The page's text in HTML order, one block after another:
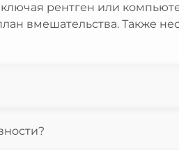
рентген или
вмешательства. Также